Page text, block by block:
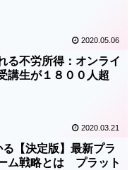
2020.05.06
る不労所得：オンライ
講生が１８００人超
2020.03.21
【決定版】最新プラ
ム戦略とは プラット